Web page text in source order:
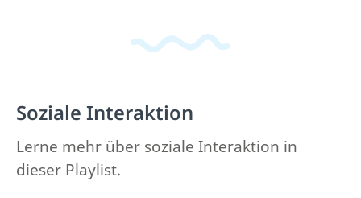
Soziale Interaktion
Lerne mehr über soziale Interaktion in
dieser Playlist.